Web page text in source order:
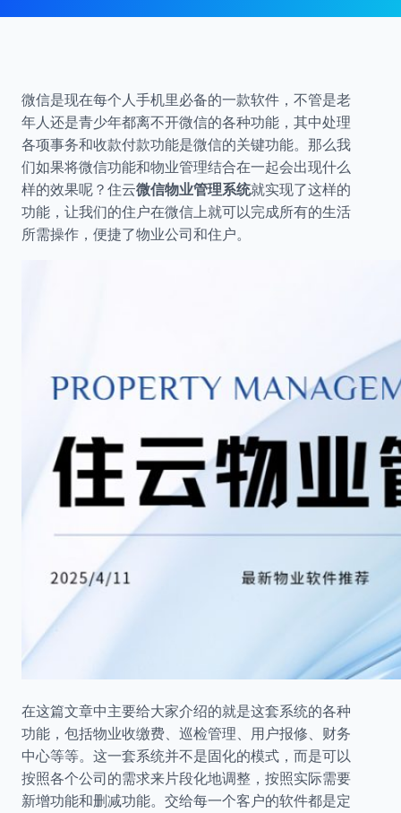
微信是现在每个人手机里必备的一款软件，不管是老
年人还是青少年都离不开微信的各种功能，其中处理
各项事务和收款付款功能是微信的关键功能。那么我
们如果将微信功能和物业管理结合在一起会出现什么
样的效果呢？住云微信物业管理系统就实现了这样的
功能，让我们的住户在微信上就可以完成所有的生活
所需操作，便捷了物业公司和住户。
在这篇文章中主要给大家介绍的就是这套系统的各种
功能，包括物业收缴费、巡检管理、用户报修、财务
中心等等。这一套系统并不是固化的模式，而是可以
按照各个公司的需求来片段化地调整，按照实际需要
新增功能和删减功能。交给每一个客户的软件都是定